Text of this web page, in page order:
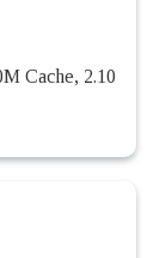
Cache, 2.10